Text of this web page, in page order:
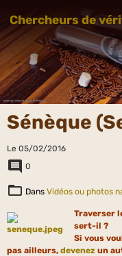
Chercheurs de
Sénèque
Le 05/02/2016
0
Dans Vidéos ou photos
Traverser
sert-il ?
Si vous
pas ailleurs, devenez un